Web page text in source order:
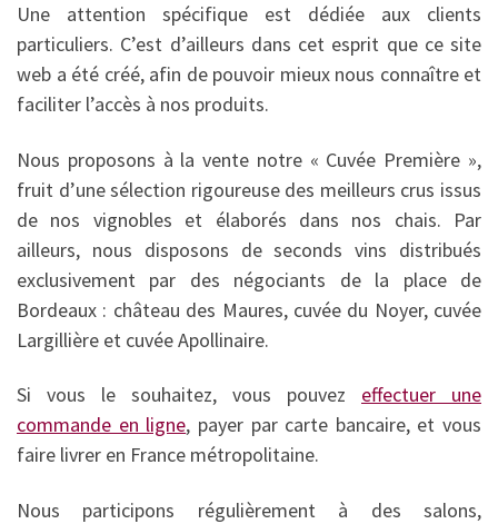
Une attention spécifique est dédiée aux clients
particuliers. C’est d’ailleurs dans cet esprit que ce site
web a été créé, afin de pouvoir mieux nous connaître et
faciliter l’accès à nos produits.
Nous proposons à la vente notre « Cuvée Première »,
fruit d’une sélection rigoureuse des meilleurs crus issus
de nos vignobles et élaborés dans nos chais. Par
ailleurs, nous disposons de seconds vins distribués
exclusivement par des négociants de la place de
Bordeaux : château des Maures, cuvée du Noyer, cuvée
Largillière et cuvée Apollinaire.
Si vous le souhaitez, vous pouvez effectuer une
commande en ligne, payer par carte bancaire, et vous
faire livrer en France métropolitaine.
Nous participons régulièrement à des salons,